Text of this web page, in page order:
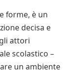
forme, è un
decisa e
attori
scolastico –
un ambiente